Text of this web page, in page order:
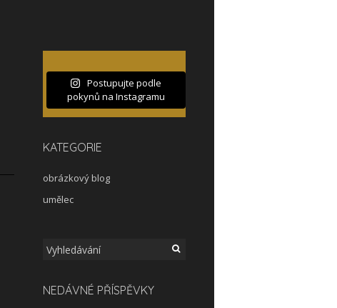
Postupujte podle
pokynů na Instagramu
KATEGORIE
obrázkový blog
umělec
Hledat:
NEDÁVNÉ PŘÍSPĚVKY